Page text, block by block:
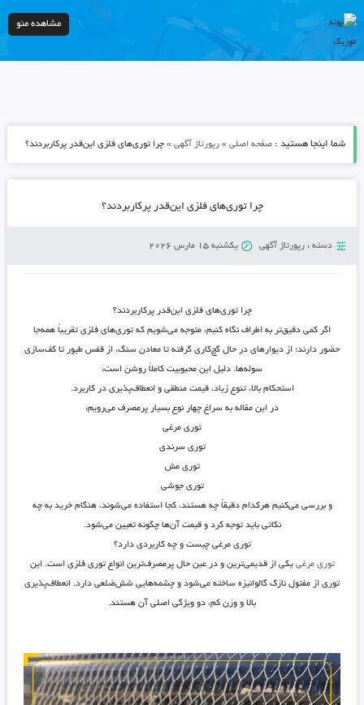
مشاهده منو
شما اینجا هستید : صفحه اصلی» رپورتاژ آگهی» چرا توری‌های فلزی این‌قدر پرکاربردند؟
چرا توری‌های فلزی این‌قدر پرکاربردند؟
دسته : رپورتاژ آگهی یکشنبه 15 مارس 2026
چرا توری‌های فلزی این‌قدر پرکاربردند؟
اگر کمی دقیق‌تر به اطراف نگاه کنیم، متوجه می‌شویم که توری‌های فلزی تقریباً همه‌جا
حضور دارند؛ از دیوارهای در حال گچ‌کاری گرفته تا معادن سنگ، از قفس طیور تا کف‌سازی
سوله‌ها. دلیل این محبوبیت کاملاً روشن است:
استحکام بالا، تنوع زیاد، قیمت منطقی و انعطاف‌پذیری در کاربرد.
در این مقاله به سراغ چهار نوع بسیار پرمصرف می‌رویم:
توری مرغی
توری سرندی
توری مش
توری جوشی
و بررسی می‌کنیم هرکدام دقیقاً چه هستند، کجا استفاده می‌شوند، هنگام خرید به چه
نکاتی باید توجه کرد و قیمت آن‌ها چگونه تعیین می‌شود.
توری مرغی چیست و چه کاربردی دارد؟
توری مرغی یکی از قدیمی‌ترین و در عین حال پرمصرف‌ترین انواع توری فلزی است. این
توری از مفتول نازک گالوانیزه ساخته می‌شود و چشمه‌هایی شش‌ضلعی دارد. انعطاف‌پذیری
بالا و وزن کم، دو ویژگی اصلی آن هستند.